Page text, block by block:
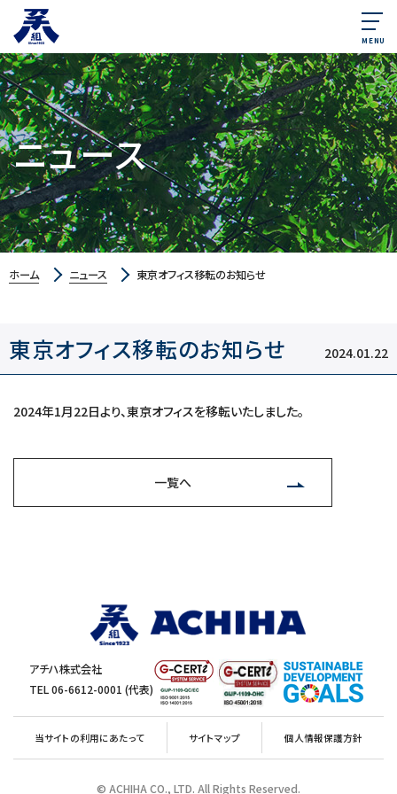
MENU
ニュース
ホーム ニュース 東京オフィス移転のお知らせ
東京オフィス移転のお知らせ 2024.01.22
2024年1月22日より、東京オフィスを移転いたしました。
一覧へ
アチハ株式会社
TEL 06-6612-0001 (代表)
当サイトの利用にあたって サイトマップ 個人情報保護方針
© ACHIHA CO., LTD. All Rights Reserved.